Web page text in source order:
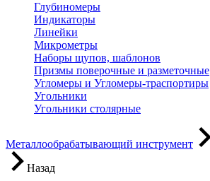
Глубиномеры
Индикаторы
Линейки
Микрометры
Наборы щупов, шаблонов
Призмы поверочные и разметочные
Угломеры и Угломеры-траспортиры
Угольники
Угольники столярные
Металлообрабатывающий инструмент
Назад